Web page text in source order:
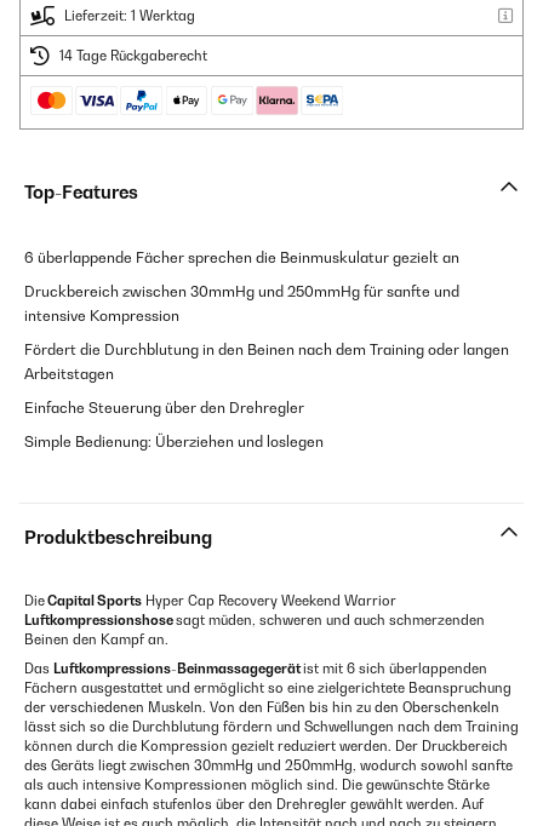
Lieferzeit: 1 Werktag
14 Tage Rückgaberecht
Top-Features
6 überlappende Fächer sprechen die Beinmuskulatur gezielt an
Druckbereich zwischen 30mmHg und 250mmHg für sanfte und
intensive Kompression
Fördert die Durchblutung in den Beinen nach dem Training oder langen
Arbeitstagen
Einfache Steuerung über den Drehregler
Simple Bedienung: Überziehen und loslegen
Produktbeschreibung
DieCapital Sports Hyper Cap Recovery Weekend Warrior
Luftkompressionshosesagt müden, schweren und auch schmerzenden
Beinen den Kampf an.
Das Luftkompressions-Beinmassagegerätist mit 6 sich überlappenden
Fächern ausgestattet und ermöglicht so eine zielgerichtete Beanspruchung
der verschiedenen Muskeln. Von den Füßen bis hin zu den Oberschenkeln
lässt sich so die Durchblutung fördern und Schwellungen nach dem Training
können durch die Kompression gezielt reduziert werden. Der Druckbereich
des Geräts liegt zwischen 30mmHg und 250mmHg, wodurch sowohl sanfte
als auch intensive Kompressionen möglich sind. Die gewünschte Stärke
kann dabei einfach stufenlos über den Drehregler gewählt werden. Auf